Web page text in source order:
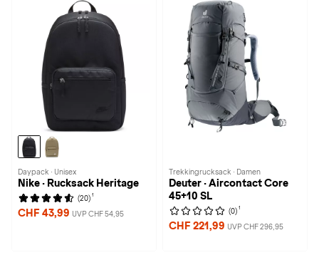
Daypack · Unisex
Nike · Rucksack Heritage
(20) 1
CHF 43,99 UVP CHF 54,95
Trekkingrucksack · Damen
Deuter · Aircontact Core
45+10 SL
(0) 1
CHF 221,99 UVP CHF 296,95